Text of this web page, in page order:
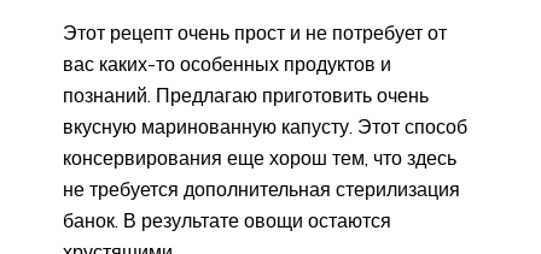
Этот рецепт очень прост и не потребует от
вас каких-то особенных продуктов и
познаний. Предлагаю приготовить очень
вкусную маринованную капусту. Этот способ
консервирования еще хорош тем, что здесь
не требуется дополнительная стерилизация
банок. В результате овощи остаются